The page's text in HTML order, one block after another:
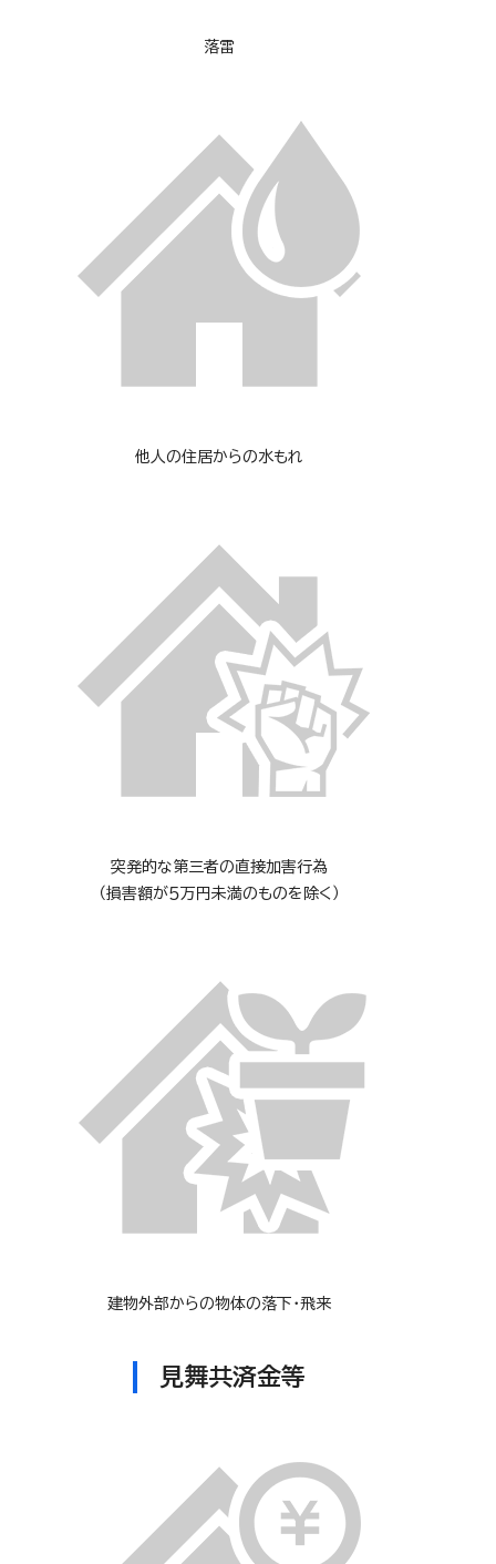
落雷
他人の住居からの水もれ
突発的な第三者の直接加害行為
（損害額が５万円未満のものを除く）
建物外部からの物体の落下・飛来
見舞共済金等